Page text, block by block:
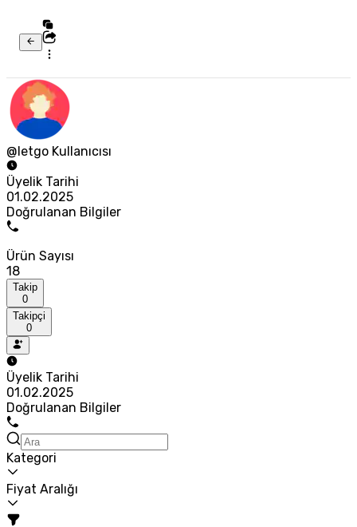
@letgo Kullanıcısı
Üyelik Tarihi
01.02.2025
Doğrulanan Bilgiler
Ürün Sayısı
18
Takip
0
Takipçi
0
Üyelik Tarihi
01.02.2025
Doğrulanan Bilgiler
Kategori
Fiyat Aralığı